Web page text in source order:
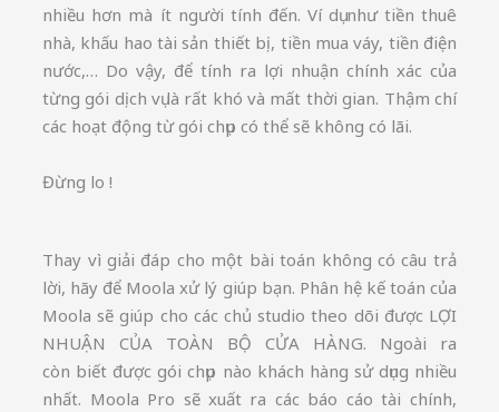
nhiều hơn mà ít người tính đến. Ví dụ như tiền thuê
nhà, khấu hao tài sản thiết bị, tiền mua váy, tiền điện
nước,… Do vậy, để tính ra lợi nhuận chính xác của
từng gói dịch vụ là rất khó và mất thời gian. Thậm chí
các hoạt động từ gói chụp có thể sẽ không có lãi.
Đừng lo !
Thay vì giải đáp cho một bài toán không có câu trả
lời, hãy để Moola xử lý giúp bạn. Phân hệ kế toán của
Moola sẽ giúp cho các chủ studio theo dõi được LỢI
NHUẬN CỦA TOÀN BỘ CỬA HÀNG. Ngoài ra
còn biết được gói chụp nào khách hàng sử dụng nhiều
nhất. Moola Pro sẽ xuất ra các báo cáo tài chính,